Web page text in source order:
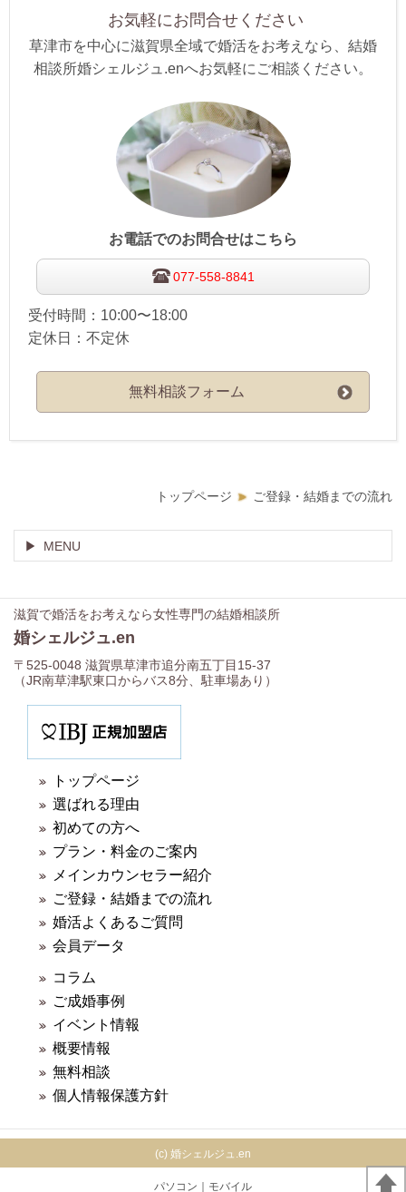
お気軽にお問合せください
草津市を中心に滋賀県全域で婚活をお考えなら、結婚
相談所婚シェルジュ.enへお気軽にご相談ください。
お電話でのお問合せはこちら
077-558-8841
受付時間：10:00〜18:00
定休日：不定休
無料相談フォーム
トップページ ご登録・結婚までの流れ
MENU
滋賀で婚活をお考えなら女性専門の結婚相談所
婚シェルジュ.en
〒525-0048 滋賀県草津市追分南五丁目15-37
（JR南草津駅東口からバス8分、駐車場あり）
トップページ
選ばれる理由
初めての方へ
プラン・料金のご案内
メインカウンセラー紹介
ご登録・結婚までの流れ
婚活よくあるご質問
会員データ
コラム
ご成婚事例
イベント情報
概要情報
無料相談
個人情報保護方針
(c) 婚シェルジュ.en
パソコン ｜モバイル